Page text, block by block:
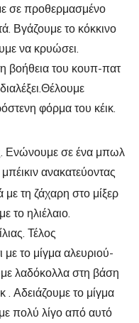
σε προθερμασμένο
Βγάζουμε το κόκκινο
να κρυώσει.
βοήθεια του κουπ-πατ
φόρμα του κέικ.
Ενώνουμε σε ένα μπωλ
ανακατεύοντας
τη ζάχαρη στο μίξερ
το ηλιέλαιο.
Τέλος
το μίγμα αλευριού-
λαδόκολλα στη βάση
. Αδειάζουμε το μίγμα
πολύ λίγο από αυτό